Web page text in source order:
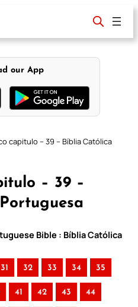
our App
capitulo – 39 – Bíblia Católica
– 39 –
Bible : Bíblia Católica
31 32 33 34 35
41 42 43 44